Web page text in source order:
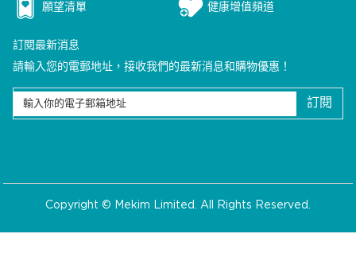
願望清單 健康增值頻道
訂閱最新消息
請輸入您的電郵地址，接收我們的最新消息和購物優惠！
訂閱
Copyright © Mekim Limited. All Rights Reserved.